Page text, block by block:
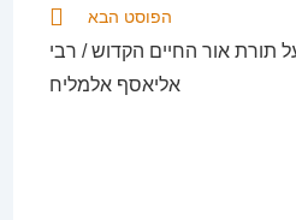
הפוסט הבא
תורת אור החיים הקדוש / רבי
אליאסף אלמליח